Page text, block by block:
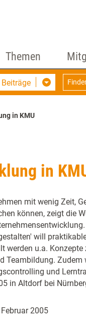
Themen
Beiträge
in KMU
in
mit wenig Zeit,
können, zeigt die
will
werden u.a.
Teambildung. Zudem
und
in Altdorf bei
Februar 2005